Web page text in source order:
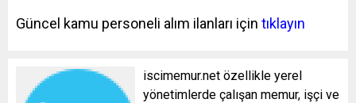
Güncel kamu personeli alım ilanları için tıklayın
iscimemur.net özellikle yerel
yönetimlerde çalışan memur, işçi ve